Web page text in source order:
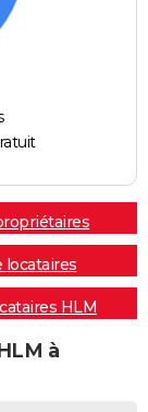
locataires
HLM
à